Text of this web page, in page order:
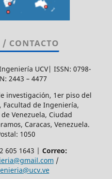
CONTACTO
UCV| ISSN: 0798-
2443 – 4477
investigación, 1er piso del
Facultad de Ingeniería,
Venezuela, Ciudad
Caracas, Venezuela.
1050
605 1643 | Correo:
/